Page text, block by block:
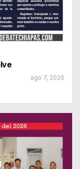
ago 7, 2026